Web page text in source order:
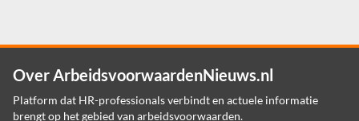
Over ArbeidsvoorwaardenNieuws.nl
Platform dat HR-professionals verbindt en actuele informatie
brengt op het gebied van arbeidsvoorwaarden.